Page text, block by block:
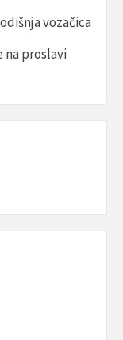
vozačica
na proslavi